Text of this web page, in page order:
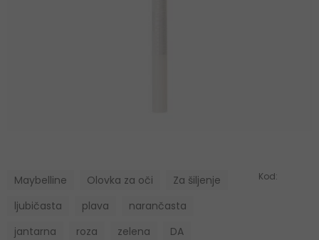
Maybelline Olovka za oči
Za šiljenje
ljubičasta
plava
narančasta
jantarna
roza zelena DA
Kod: